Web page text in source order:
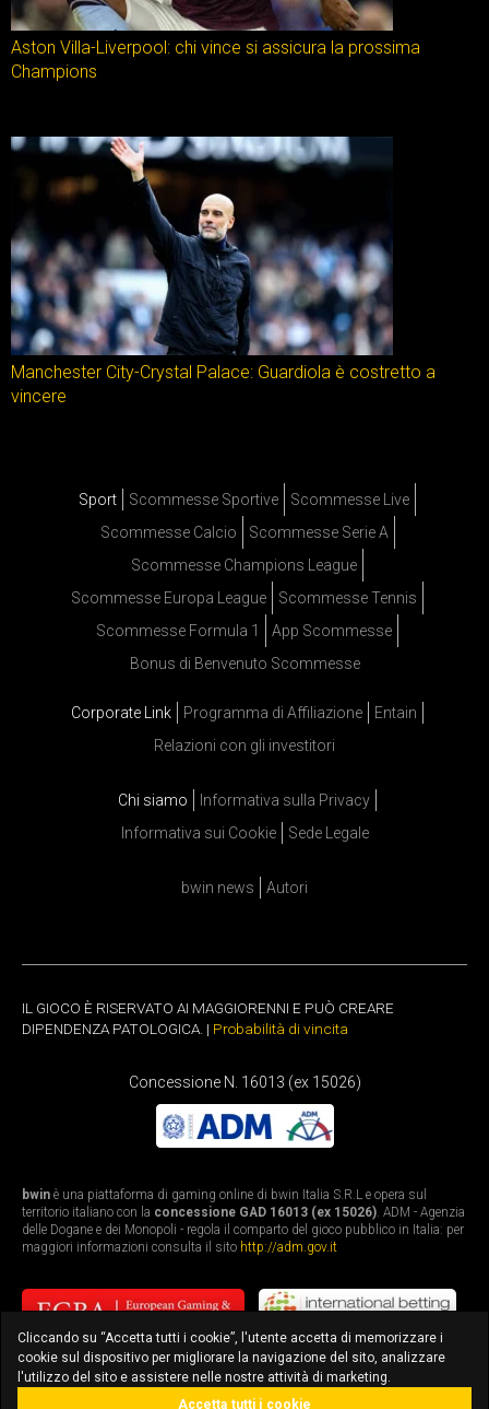
Aston Villa-Liverpool: chi vince si assicura la prossima
Champions
Manchester City-Crystal Palace: Guardiola è costretto a
vincere
Sport Scommesse Sportive
Scommesse Live
Scommesse Calcio
Scommesse Serie A
Scommesse Champions League
Scommesse Europa League
Scommesse Tennis
Scommesse Formula 1
App Scommesse
Bonus di Benvenuto Scommesse
Corporate Link Programma di Affiliazione
Entain
Relazioni con gli investitori
Chi siamo
Informativa sulla Privacy
Informativa sui Cookie
Sede Legale
bwin news Autori
IL GIOCO È RISERVATO AI MAGGIORENNI E PUÒ CREARE
DIPENDENZA PATOLOGICA. | Probabilità di vincita
Concessione N. 16013 (ex 15026)
bwin è una piattaforma di gaming online di bwin Italia S.R.L e opera sul
territorio italiano con la concessione GAD 16013 (ex 15026). ADM - Agenzia
delle Dogane e dei Monopoli - regola il comparto del gioco pubblico in Italia: per
maggiori informazioni consulta il sito http://adm.gov.it
Cliccando su “Accetta tutti i cookie”, l'utente accetta di memorizzare i
cookie sul dispositivo per migliorare la navigazione del sito, analizzare
l'utilizzo del sito e assistere nelle nostre attività di marketing.
Accetta tutti i cookie